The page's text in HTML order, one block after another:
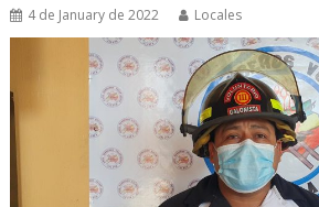
4 de January de 2022 Locales